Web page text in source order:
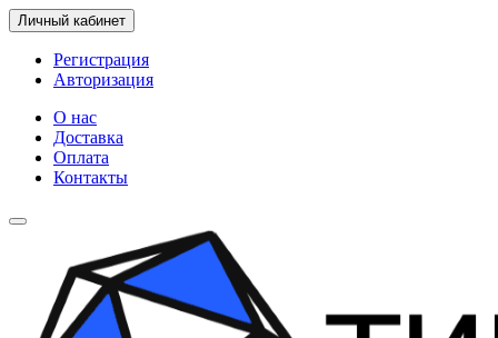
Личный кабинет
Регистрация
Авторизация
О нас
Доставка
Оплата
Контакты